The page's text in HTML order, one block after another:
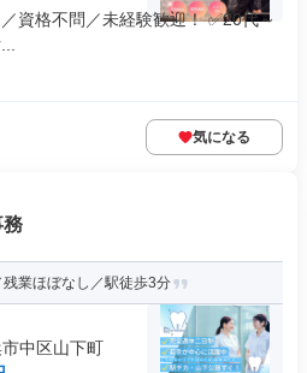
資格不問／未経験歓迎！ ✅20代～
気になる
務
業ほぼなし／駅徒歩3分
中区山下町